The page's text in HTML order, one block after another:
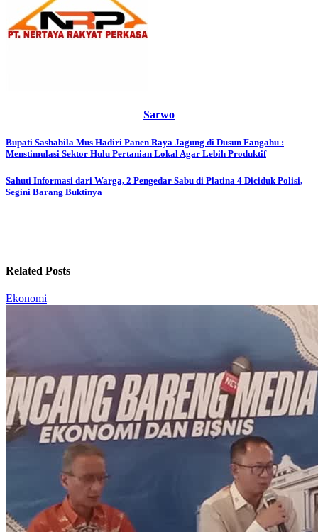
Sarwo
Post
Bupati Sashabila Mus Hadiri Panen Raya Jagung di Dusun Fangahu :
Menstimulasi Sektor Hulu Pertanian Lokal Agar Lebih Produktif
Sahuti Informasi dari Warga, 2 Pengedar Sabu di Platina 4 Diciduk Polisi,
Segini Barang Buktinya
Related Posts
Ekonomi